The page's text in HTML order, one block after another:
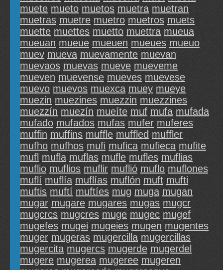
muete mueto muetos muetra muetran
muetras muetre muetro muetros muets
muette muettes muetto muettra mueua
mueuan mueue mueuen mueues mueuo
muev mueva muevamente muevan
muevaos muevas mueve mueveme
mueven muevense mueves muevese
muevo muevos muexca muey mueye
muezin muezines muezzin muezzines
muezzín muezín mueíte muf mufa mufada
mufado mufados mufas mufer muferes
muffin muffins muffle muffled muffler
mufho mufhos mufi mufica mufieca mufite
mufl mufla muflas mufle mufles muflias
muflio muflios muflir muflió muflo muflones
muflí muflía muflías muflón muft mufti
muftis muftí muftíes mug muga mugan
mugar mugare mugares mugas mugcr
mugcrcs mugcres muge mugec mugef
mugefes mugei mugeies mugen mugentes
muger mugeras mugercilla mugercillas
mugercita mugercs mugerde mugerdel
mugere mugerea mugeree mugeren